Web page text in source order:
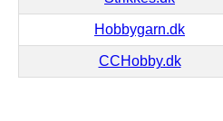
Hobbygarn.dk
CCHobby.dk